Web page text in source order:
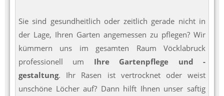
Sie sind gesundheitlich oder zeitlich gerade nicht in
der Lage, Ihren Garten angemessen zu pflegen? Wir
kümmern uns im gesamten Raum Vöcklabruck
professionell um Ihre Gartenpflege und -
gestaltung. Ihr Rasen ist vertrocknet oder weist
unschöne Löcher auf? Dann hilft Ihnen unser saftig